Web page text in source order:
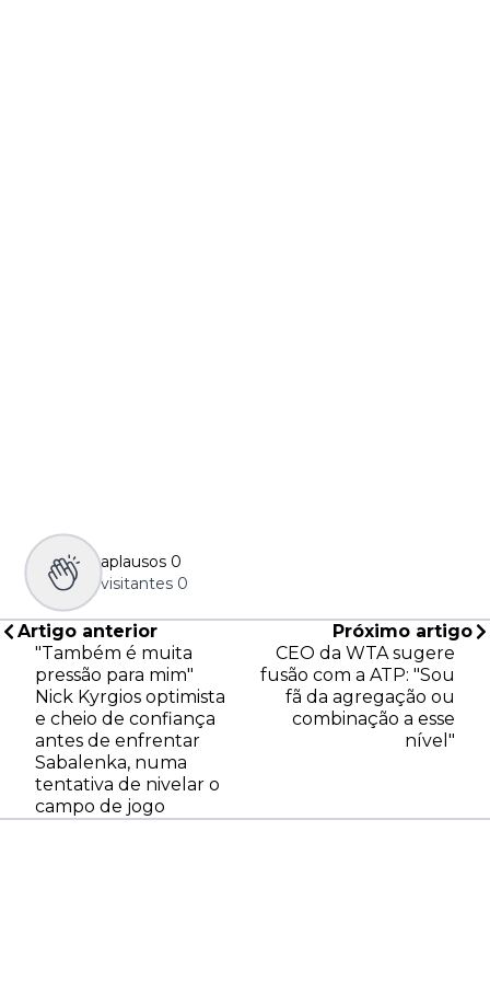
aplausos 0
visitantes 0
Artigo anterior
"Também é muita
pressão para mim"
Nick Kyrgios optimista
e cheio de confiança
antes de enfrentar
Sabalenka, numa
tentativa de nivelar o
campo de jogo
Próximo artigo
CEO da WTA sugere
fusão com a ATP: "Sou
fã da agregação ou
combinação a esse
nível"